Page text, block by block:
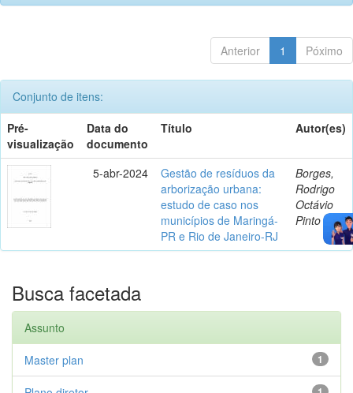
Anterior 1 Póximo
Conjunto de itens:
Pré-
visualização
Data do
documento
Título Autor(es)
5-abr-2024
Gestão de resíduos da
arborização urbana:
estudo de caso nos
municípios de Maringá-
PR e Rio de Janeiro-RJ
Borges,
Rodrigo
Octávio
Pinto
Busca facetada
Assunto
1
Master plan